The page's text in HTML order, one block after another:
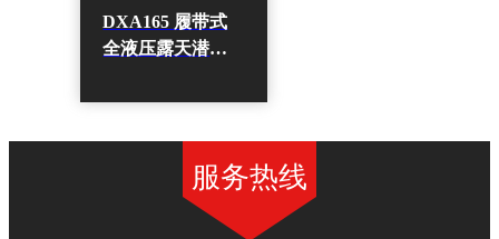
DXA165 履带式
全液压露天潜孔
服务热线